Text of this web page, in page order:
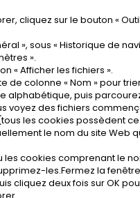
cliquez sur le bouton «
», sous « Historique de
».
« Afficher les fichiers ».
de colonne « Nom » pour
alphabétique, puis
voyez des fichiers
les cookies possèdent
le nom du site Web
cookies comprenant le
les.Fermez la
cliquez deux fois sur OK